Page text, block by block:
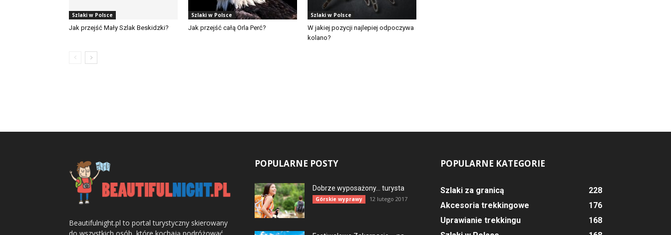
Szlaki w Polsce
Jak przejść Mały Szlak Beskidzki?
Szlaki w Polsce
Jak przejść całą Orla Perć?
Szlaki w Polsce
W jakiej pozycji najlepiej odpoczywa
kolano?
Beautifulnight.pl to portal turystyczny skierowany
POPULARNE POSTY
Dobrze wyposażony… turysta
Górskie wyprawy 12 lutego 2017
POPULARNE KATEGORIE
Szlaki za granicą
228
Akcesoria trekkingowe
176
Uprawianie trekkingu
168